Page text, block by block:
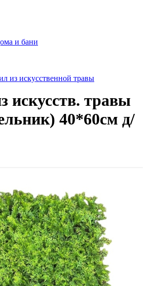
и бани
из искусственной травы
искусств. травы
40*60см д/